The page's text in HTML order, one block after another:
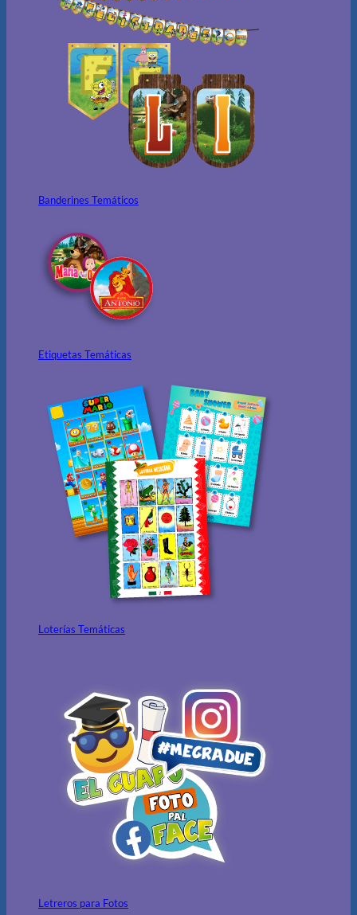
Banderines Temáticos
Etiquetas Temáticas
Loterías Temáticas
Letreros para Fotos